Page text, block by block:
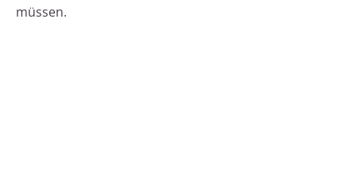
müssen.